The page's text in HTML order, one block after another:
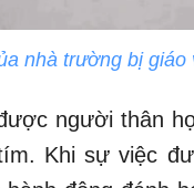
nhà trường bị giáo
người thân
Khi sự việc